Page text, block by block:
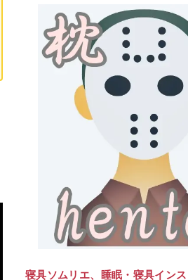
寝具ソムリエ、
睡眠・寝具インス